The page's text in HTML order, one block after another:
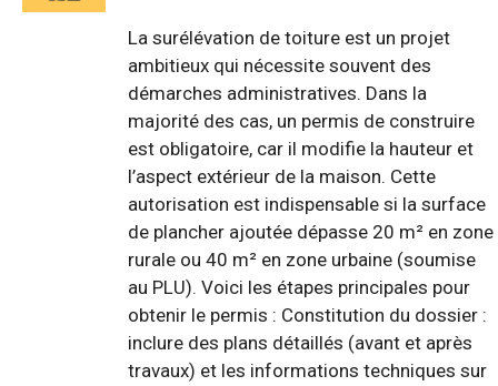
La surélévation de toiture est un projet
ambitieux qui nécessite souvent des
démarches administratives. Dans la
majorité des cas, un permis de construire
est obligatoire, car il modifie la hauteur et
l’aspect extérieur de la maison. Cette
autorisation est indispensable si la surface
de plancher ajoutée dépasse 20 m² en zone
rurale ou 40 m² en zone urbaine (soumise
au PLU). Voici les étapes principales pour
obtenir le permis : Constitution du dossier :
inclure des plans détaillés (avant et après
travaux) et les informations techniques sur